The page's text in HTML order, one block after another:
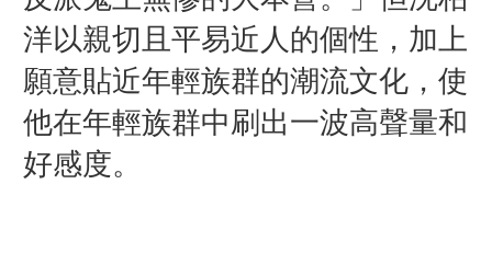
洋以親切且平易近人的個性，加上
願意貼近年輕族群的潮流文化，使
他在年輕族群中刷出一波高聲量和
好感度。